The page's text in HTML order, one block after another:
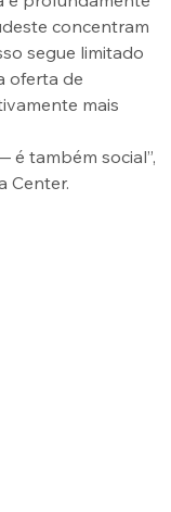
concentram
segue limitado
oferta de
mais
é também social”,
Center.